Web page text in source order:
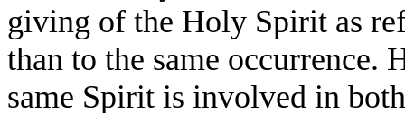
giving of the Holy Spirit as
than to the same occurrence.
same Spirit is involved in